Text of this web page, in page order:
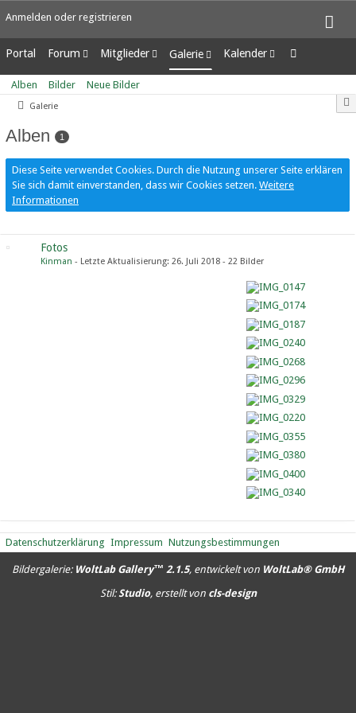
Anmelden oder registrieren
Portal Forum
Unerledigte Themen
Mitglieder
Letzte Aktivitäten
Benutzer online
Galerie
Alben
Bilder
Kalender
Wochenansicht
Tagesansicht
Alben Bilder Neue Bilder
Galerie
Alben 1
Diese Seite verwendet Cookies. Durch die Nutzung unserer Seite erklären
Sie sich damit einverstanden, dass wir Cookies setzen. Weitere
Informationen
Fotos
Kinman - Letzte Aktualisierung: 26. Juli 2018 - 22 Bilder
Datenschutzerklärung Impressum Nutzungsbestimmungen
Bildergalerie: WoltLab Gallery™ 2.1.5, entwickelt von WoltLab® GmbH
Stil:Studio, erstellt von cls-design